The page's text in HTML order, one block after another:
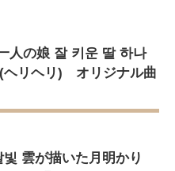
人の娘 잘 키운 딸 하나
リヘリ) オリジナル曲
雲が描いた月明かり